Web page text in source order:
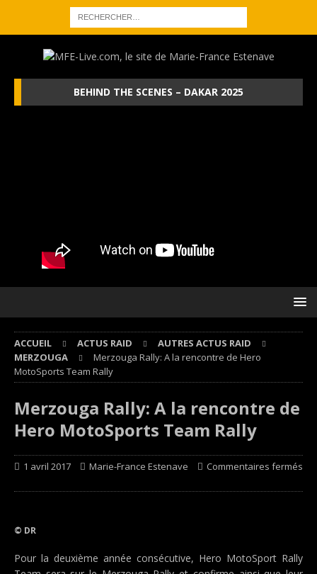
BEHIND THE SCENES – DAKAR 2025
ACCUEIL ACTUS RAID
AUTRES ACTUS RAID
MERZOUGA
Merzouga Rally: A la rencontre de Hero
MotoSports Team Rally
Merzouga Rally: A la rencontre de
Hero MotoSports Team Rally
1 avril 2017 Marie-France Estenave Commentaires fermés
© DR
Pour la deuxième année consécutive, Hero MotoSport Rally